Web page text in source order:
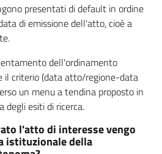
presentati di default in ordine
di emissione dell'atto, cioè a
dell'ordinamento
il criterio (data atto/regione-data
un menu a tendina proposto in
degli esiti di ricerca.
l'atto di interesse vengo
istituzionale della